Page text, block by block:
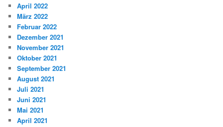
April 2022
März 2022
Februar 2022
Dezember 2021
November 2021
Oktober 2021
September 2021
August 2021
Juli 2021
Juni 2021
Mai 2021
April 2021